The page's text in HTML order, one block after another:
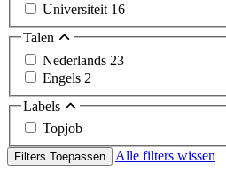
Universiteit 16
Talen
Nederlands 23
Engels 2
Labels
Topjob
Filters Toepassen Alle filters wissen